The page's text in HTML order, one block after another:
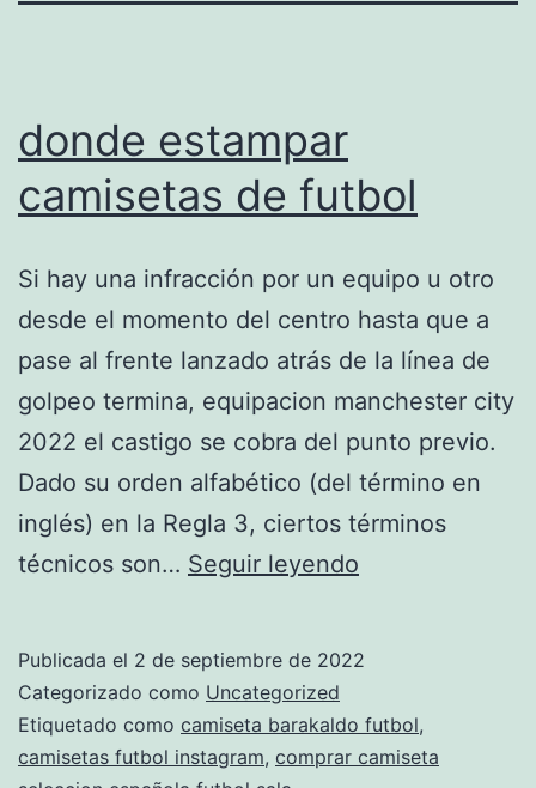
donde estampar
camisetas de futbol
Si hay una infracción por un equipo u otro
desde el momento del centro hasta que a
pase al frente lanzado atrás de la línea de
golpeo termina, equipacion manchester city
2022 el castigo se cobra del punto previo.
Dado su orden alfabético (del término en
inglés) en la Regla 3, ciertos términos
técnicos son… Seguir leyendo
futbol
Publicada el 2 de septiembre de 2022
Categorizado como Uncategorized
Etiquetado como camiseta barakaldo futbol,
camisetas futbol instagram, comprar camiseta